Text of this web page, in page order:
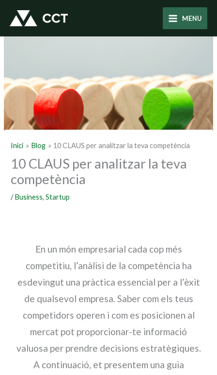
contingut
MENU
Inici Blog 10 CLAUS per analitzar la teva competència
10 CLAUS per analitzar la teva
competència
/Business,Startup
En un món empresarial cada cop més
competitiu, l’anàlisi de la competència ha
esdevingut una pràctica essencial per a l’èxit
de qualsevol empresa. Saber com els teus
competidors operen i com es posicionen al
mercat pot proporcionar-te informació
valuosa per prendre decisions estratègiques.
A continuació, et presentem una guia